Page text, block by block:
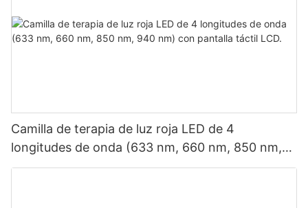
Camilla de terapia de luz roja LED de 4
longitudes de onda (633 nm, 660 nm, 850 nm,
940 nm) con pantalla táctil LCD.